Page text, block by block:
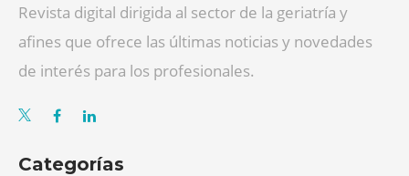
Revista digital dirigida al sector de la geriatría y
afines que ofrece las últimas noticias y novedades
de interés para los profesionales.
Categorías